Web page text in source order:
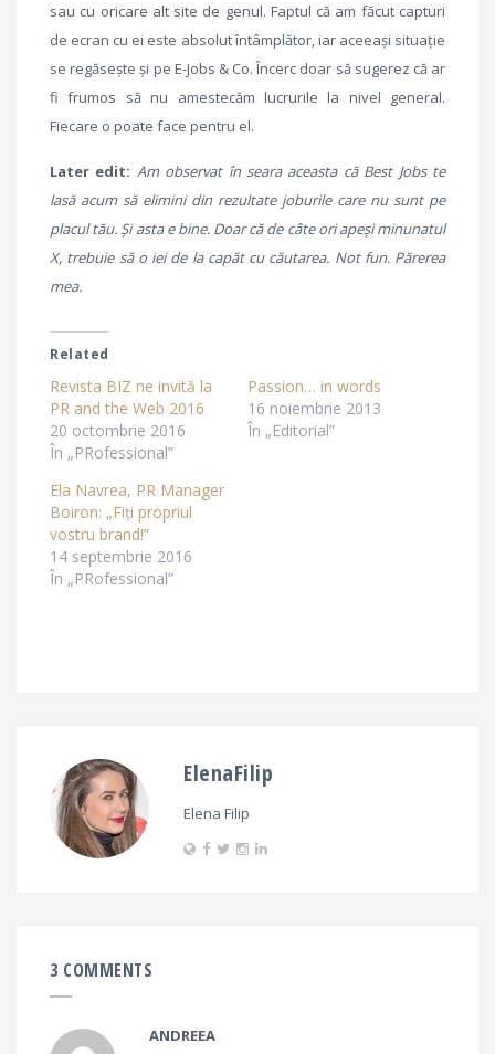
sau cu oricare alt site de genul. Faptul că am făcut capturi
de ecran cu ei este absolut întâmplător, iar aceeași situație
se regăsește și pe E-Jobs & Co. Încerc doar să sugerez că ar
fi frumos să nu amestecăm lucrurile la nivel general.
Fiecare o poate face pentru el.
Later edit: Am observat în seara aceasta că Best Jobs te
lasă acum să elimini din rezultate joburile care nu sunt pe
placul tău. Și asta e bine. Doar că de câte ori apeși minunatul
X, trebuie să o iei de la capăt cu căutarea. Not fun. Părerea
mea.
Related
Revista BIZ ne invită la
PR and the Web 2016
20 octombrie 2016
În „PRofessional”
Passion… in words
16 noiembrie 2013
În „Editorial”
Ela Navrea, PR Manager
Boiron: „Fiți propriul
vostru brand!”
14 septembrie 2016
În „PRofessional”
ElenaFilip
Elena Filip
3 COMMENTS
ANDREEA